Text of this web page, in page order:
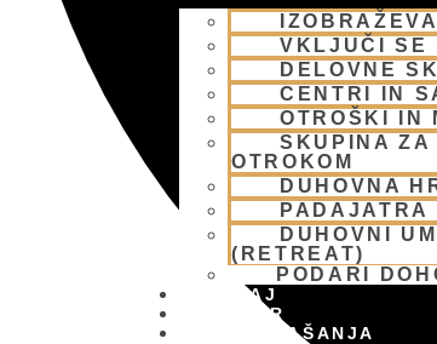
VKLJUČI SE
DELOVNE
CENTRI IN
OTROŠKI IN
SKUPINA ZA
OTROKOM
DUHOVNA
PADAJATRA
DUHOVNI
(RETREAT)
PODARI
DONIRAJ
KOLEDAR
VAŠA VPRAŠANJA